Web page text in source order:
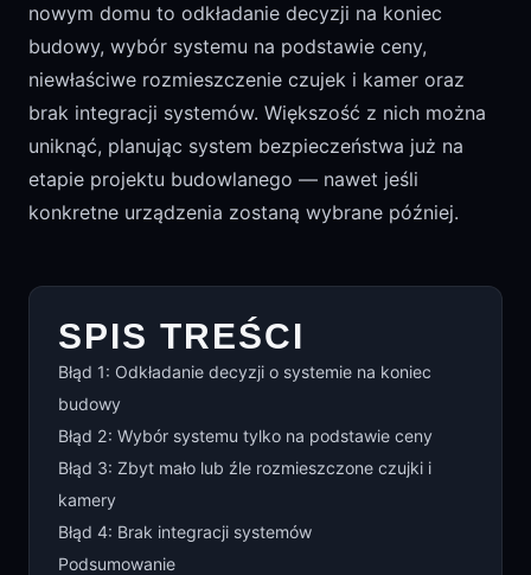
SPIS TREŚCI
Błąd 1: Odkładanie decyzji o systemie na koniec
budowy
Błąd 2: Wybór systemu tylko na podstawie ceny
Błąd 3: Zbyt mało lub źle rozmieszczone czujki i
kamery
Błąd 4: Brak integracji systemów
Podsumowanie
nowym domu to odkładanie decyzji na koniec
budowy, wybór systemu na podstawie ceny,
niewłaściwe rozmieszczenie czujek i kamer oraz
brak integracji systemów. Większość z nich można
uniknąć, planując system bezpieczeństwa już na
etapie projektu budowlanego — nawet jeśli
konkretne urządzenia zostaną wybrane później.